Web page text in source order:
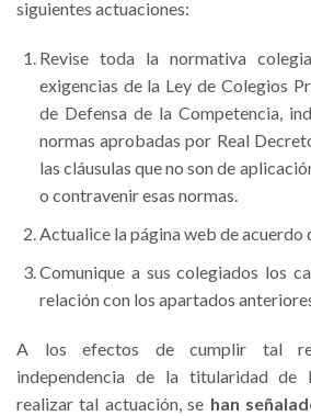
siguientes actuaciones:
Revise toda la normativa
exigencias de la Ley de Colegios
de Defensa de la Competencia,
normas aprobadas por Real
las cláusulas que no son de
o contravenir esas normas.
Actualice la página web de acuerdo
Comunique a sus colegiados los
relación con los apartados
A los efectos de cumplir tal
independencia de la titularidad de
realizar tal actuación, se han